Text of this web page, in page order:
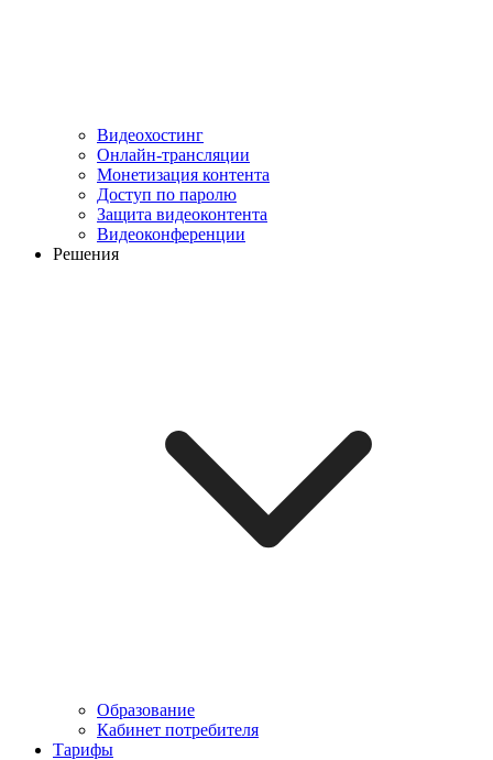
Видеохостинг
Онлайн-трансляции
Монетизация контента
Доступ по паролю
Защита видеоконтента
Видеоконференции
Решения
Образование
Кабинет потребителя
Тарифы